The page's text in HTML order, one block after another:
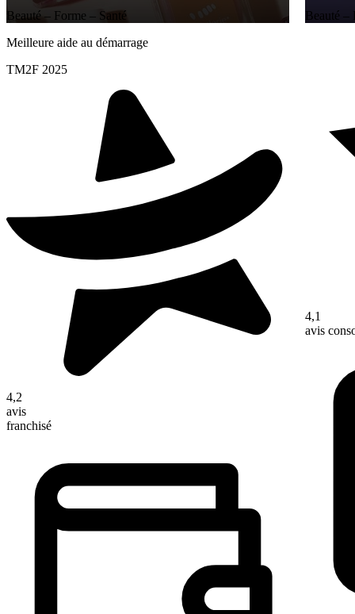
Beauté – Forme – Santé
Meilleure aide au démarrage
TM2F 2025
4,2
avis
franchisé
Beauté –
4,1
avis